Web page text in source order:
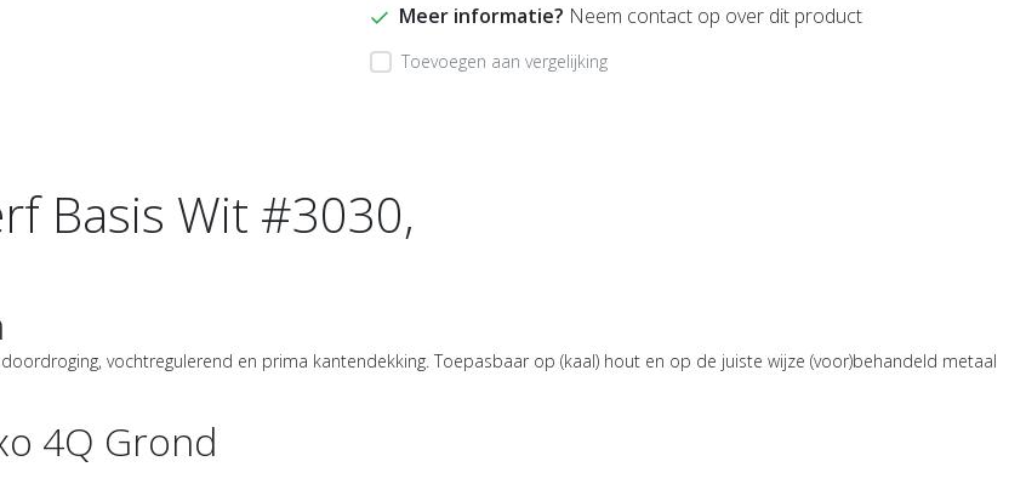
Meer informatie? Neem contact op over dit product
Toevoegen aan vergelijking
Basis Wit #3030,
vochtregulerend en prima kantendekking. Toepasbaar op (kaal) hout en op de juiste wijze (voor)behandeld metaal
4Q Grond